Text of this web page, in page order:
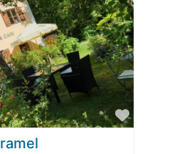
Favorit